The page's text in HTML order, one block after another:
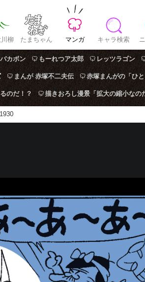
柳 たまちゃん マンガ キャラ検索
カボン もーれつア太郎 レッツラゴン
まんが 赤塚不二夫伝 赤塚まんがの「ひ
のだ！？ 描きおろし漫景「拡大の縮小なの